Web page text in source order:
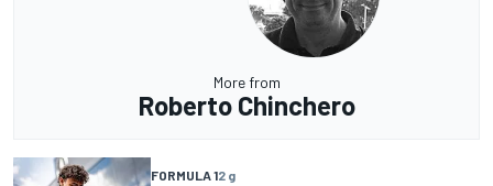
More from
Roberto Chinchero
FORMULA 12 g